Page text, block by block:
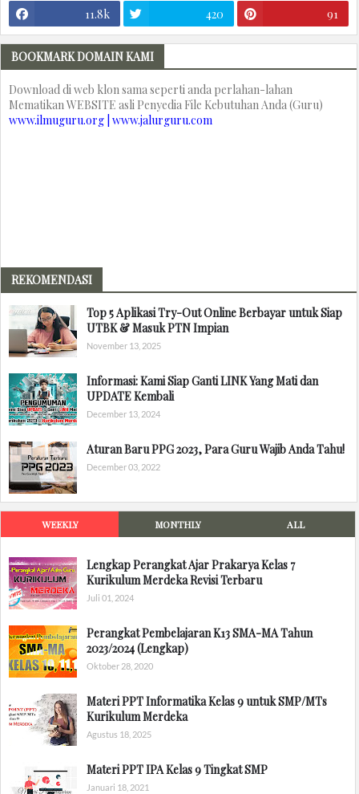
11.8k 420 91
BOOKMARK DOMAIN KAMI
Download di web klon sama seperti anda perlahan-lahan
Mematikan WEBSITE asli Penyedia File Kebutuhan Anda (Guru)
www.ilmuguru.org | www.jalurguru.com
REKOMENDASI
Top 5 Aplikasi Try-Out Online Berbayar untuk Siap
UTBK & Masuk PTN Impian
November 13, 2025
Informasi: Kami Siap Ganti LINK Yang Mati dan
UPDATE Kembali
December 13, 2024
Aturan Baru PPG 2023, Para Guru Wajib Anda Tahu!
December 03, 2022
WEEKLY MONTHLY ALL
Lengkap Perangkat Ajar Prakarya Kelas 7
Kurikulum Merdeka Revisi Terbaru
Juli 01, 2024
Perangkat Pembelajaran K13 SMA-MA Tahun
2023/2024 (Lengkap)
Oktober 28, 2020
Materi PPT Informatika Kelas 9 untuk SMP/MTs
Kurikulum Merdeka
Agustus 18, 2025
Materi PPT IPA Kelas 9 Tingkat SMP
Januari 18, 2021